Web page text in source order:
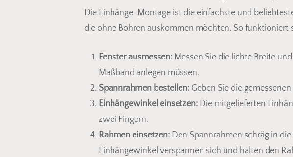
Die Einhänge-Montage ist die einfachste und
die ohne Bohren auskommen möchten. So funktioniert
Fenster ausmessen: Messen Sie die lichte Breite
Maßband anlegen müssen.
Spannrahmen bestellen: Geben Sie die
Einhängewinkel einsetzen: Die mitgelieferten
zwei Fingern.
Rahmen einsetzen: Den Spannrahmen schräg in
Einhängewinkel verspannen sich und halten den